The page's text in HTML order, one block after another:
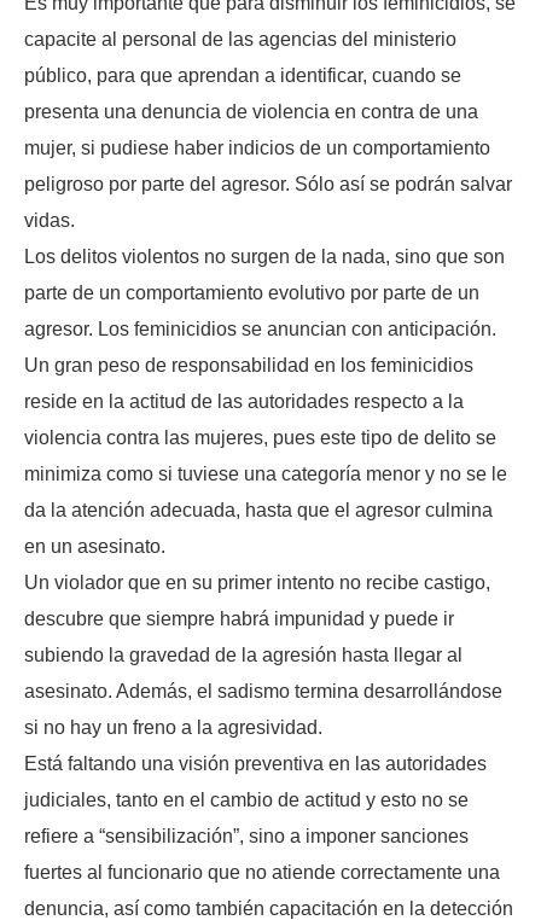
capacite al personal de las agencias del ministerio
público, para que aprendan a identificar, cuando se
presenta una denuncia de violencia en contra de una
mujer, si pudiese haber indicios de un comportamiento
peligroso por parte del agresor. Sólo así se podrán salvar
vidas.
Los delitos violentos no surgen de la nada, sino que son
parte de un comportamiento evolutivo por parte de un
agresor. Los feminicidios se anuncian con anticipación.
Un gran peso de responsabilidad en los feminicidios
reside en la actitud de las autoridades respecto a la
violencia contra las mujeres, pues este tipo de delito se
minimiza como si tuviese una categoría menor y no se le
da la atención adecuada, hasta que el agresor culmina
en un asesinato.
Un violador que en su primer intento no recibe castigo,
descubre que siempre habrá impunidad y puede ir
subiendo la gravedad de la agresión hasta llegar al
asesinato. Además, el sadismo termina desarrollándose
si no hay un freno a la agresividad.
Está faltando una visión preventiva en las autoridades
judiciales, tanto en el cambio de actitud y esto no se
refiere a “sensibilización”, sino a imponer sanciones
fuertes al funcionario que no atiende correctamente una
denuncia, así como también capacitación en la detección